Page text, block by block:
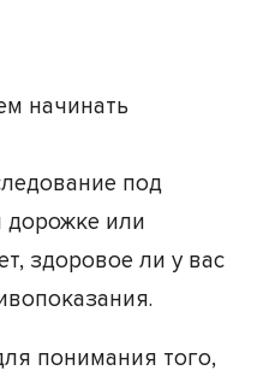
начинать
под
дорожке или
здоровое ли у вас
понимания того,